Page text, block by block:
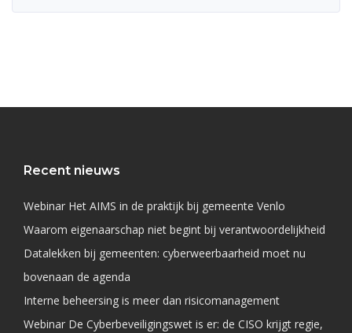
Recent nieuws
Webinar Het AIMS in de praktijk bij gemeente Venlo
Waarom eigenaarschap niet begint bij verantwoordelijkheid
Datalekken bij gemeenten: cyberweerbaarheid moet nu
bovenaan de agenda
Interne beheersing is meer dan risicomanagement
Webinar De Cyberbeveiligingswet is er: de CISO krijgt regie,